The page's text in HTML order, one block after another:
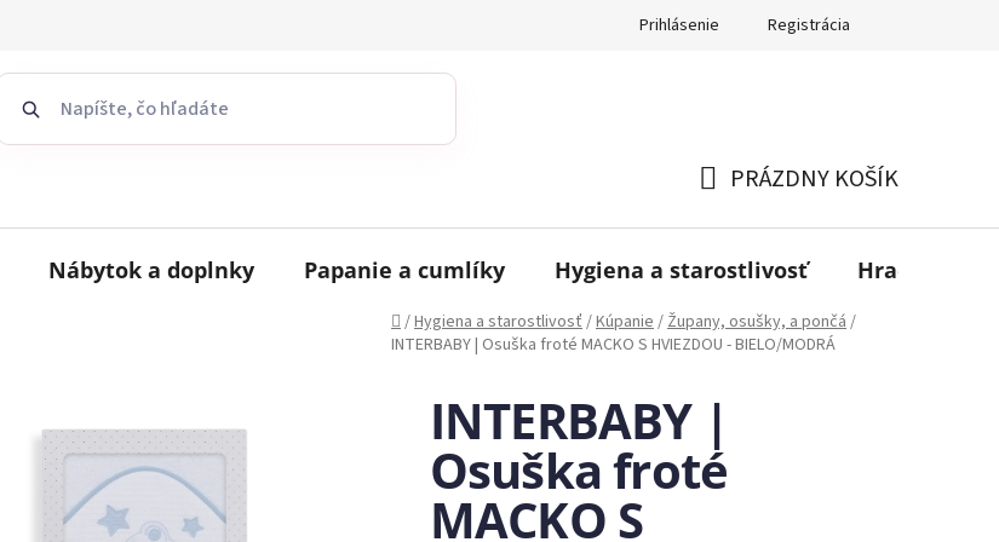
Prihlásenie Registrácia
KOŠÍK
PRÁZDNY KOŠÍK
Nábytok a doplnky Papanie a cumlíky Hygiena a starostlivosť Hračky
Domov
/Hygiena a starostlivosť/Kúpanie/Župany, osušky, a pončá/
INTERBABY | Osuška froté MACKO S HVIEZDOU - BIELO/MODRÁ
INTERBABY |
Osuška froté
MACKO S